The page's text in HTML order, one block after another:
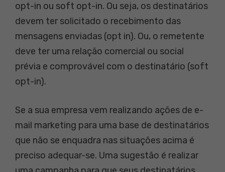
opt-in ou soft opt-in. Ou seja, os destinatários
devem ter solicitado o recebimento das
mensagens enviadas (opt in). Ou, o remetente
deve ter uma relação comercial ou social
prévia e comprovável com o destinatário (soft
opt-in).
Se a sua empresa vem realizando ações de e-
mail marketing para uma base de destinatários
que não se enquadra nas situações acima é
preciso adequar-se. Uma sugestão é realizar